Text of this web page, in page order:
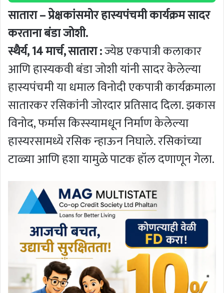
सातारा – प्रेक्षकांसमोर हास्यपंचमी कार्यक्रम सादर
करताना बंडा जोशी.
स्थैर्य, 14 मार्च, सातारा :ज्येष्ठ एकपात्री कलाकार
आणि हास्यकवी बंडा जोशी यांनी सादर केलेल्या
हास्यपंचमी या धमाल विनोदी एकपात्री कार्यक्रमाला
सातारकर रसिकांनी जोरदार प्रतिसाद दिला. झकास
विनोद, फर्मास किस्स्यामधून निर्माण केलेल्या
हास्यरसामध्ये रसिक न्हाऊन निघाले. रसिकांच्या
टाळ्या आणि हशा यामुळे पाटक हॉल दणाणून गेला.